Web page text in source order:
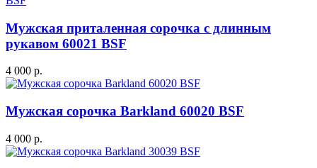
Мужская приталенная сорочка с длинным
рукавом 60021 BSF
4 000 р.
Мужская сорочка Barkland 60020 BSF
4 000 р.